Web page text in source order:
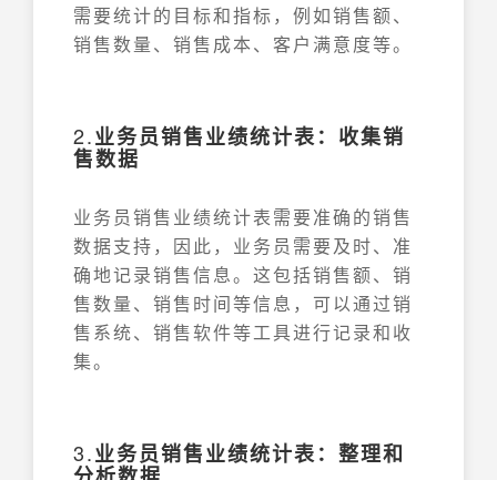
需要统计的目标和指标，例如销售额、
销售数量、销售成本、客户满意度等。
2.业务员销售业绩统计表：收集销
售数据
业务员销售业绩统计表需要准确的销售
数据支持，因此，业务员需要及时、准
确地记录销售信息。这包括销售额、销
售数量、销售时间等信息，可以通过销
售系统、销售软件等工具进行记录和收
集。
3.业务员销售业绩统计表：整理和